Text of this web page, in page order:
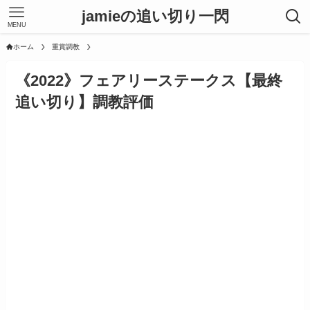
jamieの追い切り一閃
MENU
ホーム 重賞調教
《2022》フェアリーステークス【最終
追い切り】調教評価